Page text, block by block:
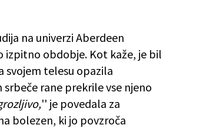
na univerzi Aberdeen
izpitno obdobje. Kot kaže, je bil
svojem telesu opazila
srbeče rane prekrile vse njeno
'' je povedala za
bolezen, ki jo povzroča